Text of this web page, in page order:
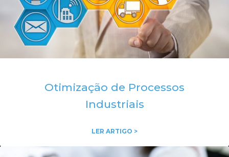
Otimização de Processos
Industriais
LER ARTIGO >